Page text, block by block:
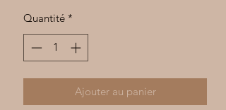
Quantité *
Ajouter au panier